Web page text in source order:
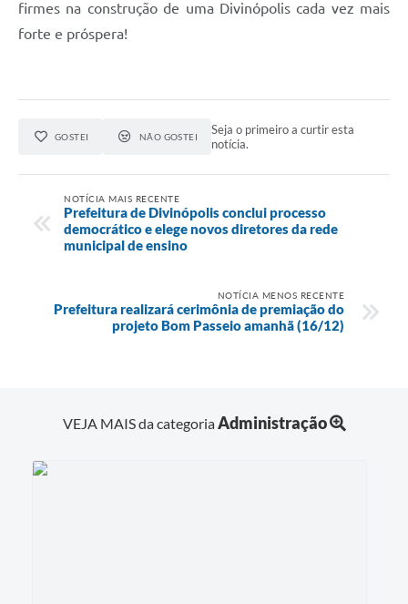
firmes na construção de uma Divinópolis cada vez mais
forte e próspera!
GOSTEI NÃO GOSTEI
Seja o primeiro a curtir esta
notícia.
NOTÍCIA MAIS RECENTE
Prefeitura de Divinópolis conclui processo
democrático e elege novos diretores da rede
municipal de ensino
NOTÍCIA MENOS RECENTE
Prefeitura realizará cerimônia de premiação do
projeto Bom Passeio amanhã (16/12)
VEJA MAIS da categoriaAdministração